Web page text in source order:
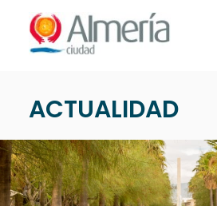
Nota:
este
sistema
de
accesibilidad.
QUÉ HACER
EVENTOS
ACTUALIDAD